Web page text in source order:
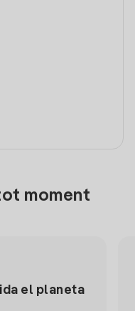
moment
el planeta